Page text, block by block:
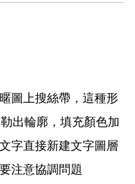
圖上搜絲帶，這種形
出輪廓，填充顏色加
字直接新建文字圖層
注意協調問題